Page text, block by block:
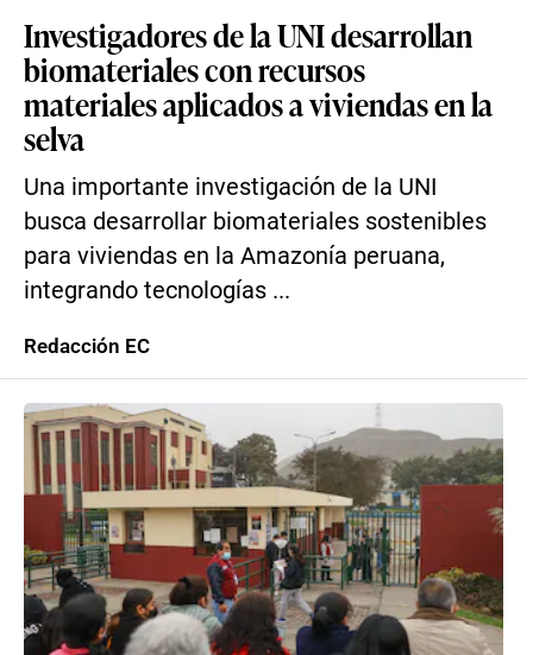
Investigadores de la UNI desarrollan
biomateriales con recursos
materiales aplicados a viviendas en la
selva
Una importante investigación de la UNI
busca desarrollar biomateriales sostenibles
para viviendas en la Amazonía peruana,
integrando tecnologías ...
Redacción EC